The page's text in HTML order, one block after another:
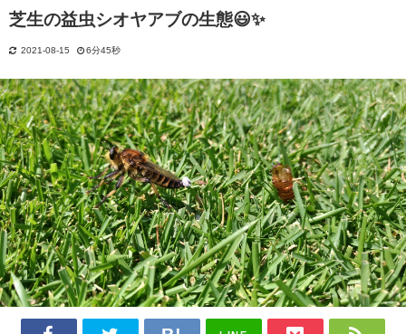
芝生の益虫シオヤアブの生態😃✨
2021-08-15 6分45秒